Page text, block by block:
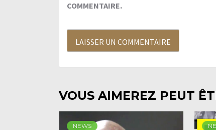
COMMENTAIRE.
VOUS AIMEREZ PEUT
NEWS